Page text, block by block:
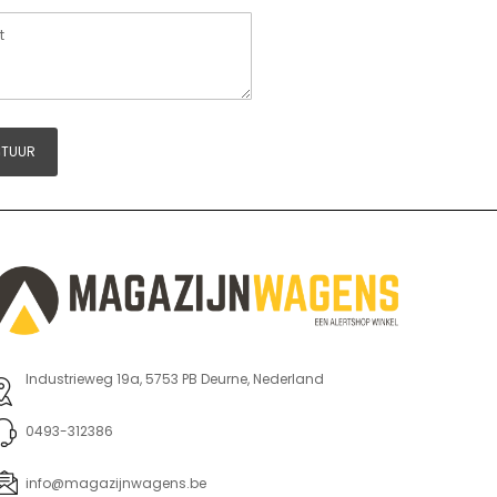
Industrieweg 19a, 5753 PB Deurne, Nederland
0493-312386
info@magazijnwagens.be